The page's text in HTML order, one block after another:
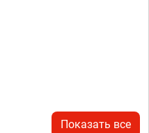
Показать все